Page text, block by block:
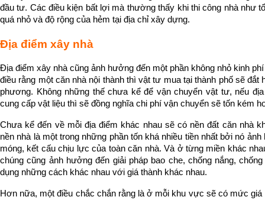
đầu tư. Các điều kiện bất lợi mà thường thấy khi thi công nhà như
quá nhỏ và độ rộng của hẻm tại địa chỉ xây dựng.
Địa điểm xây nhà
Địa điểm xây nhà cũng ảnh hưởng đến một phần không nhỏ kinh
điều rằng một căn nhà nội thành thì vật tư mua tại thành phố sẽ
phương. Không những thế chưa kể để vận chuyển vật tư, nếu
cung cấp vật liệu thì sẽ đồng nghĩa chi phí vận chuyển sẽ tốn kém
Chưa kể đến về mỗi địa điểm khác nhau sẽ có nền đất căn nhà
nền nhà là một trong những phần tốn khá nhiều tiền nhất bởi nó
móng, kết cấu chịu lực của toàn căn nhà. Và ở từng miền khác
chúng cũng ảnh hưởng đến giải pháp bao che, chống nắng,
dụng những cách khác nhau với giá thành khác nhau.
Hơn nữa, một điều chắc chắn rằng là ở mỗi khu vực sẽ có mức giá